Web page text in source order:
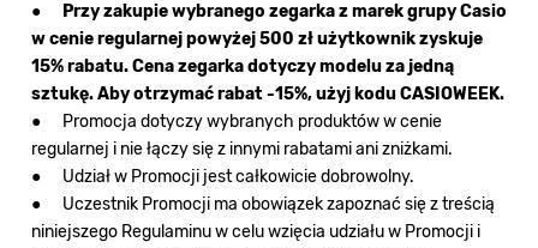
●
Przy zakupie wybranego zegarka z marek grupy Casio
w cenie regularnej powyżej 500 zł użytkownik zyskuje
15% rabatu. Cena zegarka dotyczy modelu za jedną
sztukę. Aby otrzymać rabat -15%, użyj kodu CASIOWEEK.
● Promocja dotyczy wybranych produktów w cenie
regularnej i nie łączy się z innymi rabatami ani zniżkami.
● Udział w Promocji jest całkowicie dobrowolny.
● Uczestnik Promocji ma obowiązek zapoznać się z treścią
niniejszego Regulaminu w celu wzięcia udziału w Promocji i